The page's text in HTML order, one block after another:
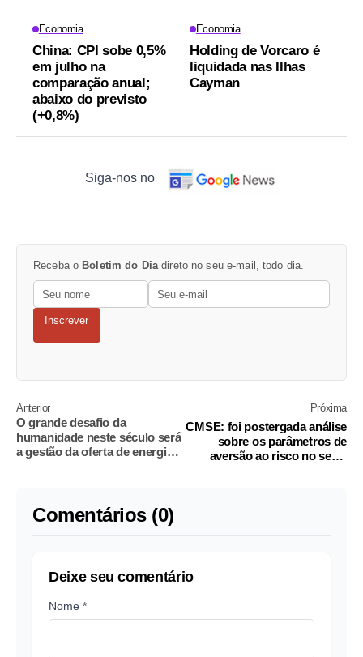
Economia
China: CPI sobe 0,5%
em julho na
comparação anual;
abaixo do previsto
(+0,8%)
Economia
Holding de Vorcaro é
liquidada nas Ilhas
Cayman
Siga-nos no
Receba o Boletim do Dia direto no seu e-mail, todo dia.
Inscrever
Anterior
O grande desafio da
humanidade neste século será
a gestão da oferta de energia,
Próxima
CMSE: foi postergada análise
sobre os parâmetros de
aversão ao risco no setor
Comentários (0)
Deixe seu comentário
Nome *